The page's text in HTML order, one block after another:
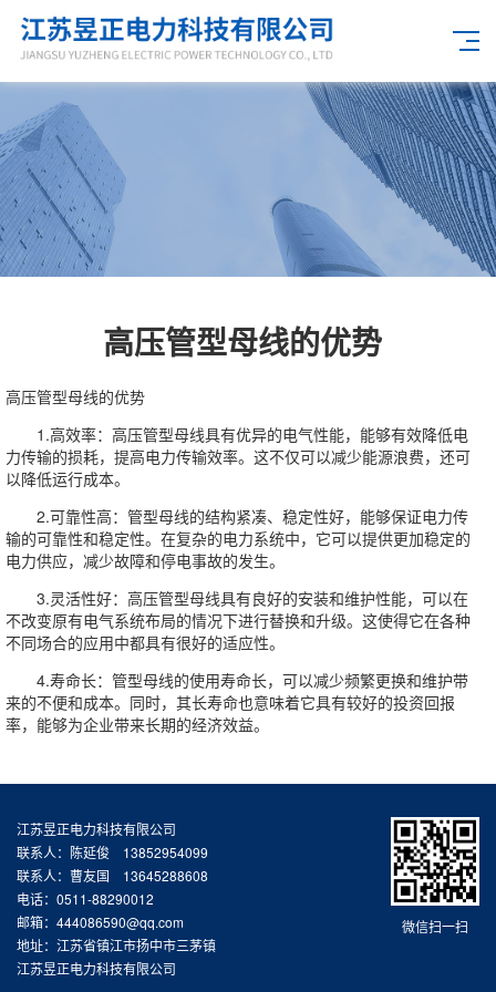
高压管型母线的优势
高压管型母线的优势
1.高效率：高压管型母线具有优异的电气性能，能够有效降低电
力传输的损耗，提高电力传输效率。这不仅可以减少能源浪费，还可
以降低运行成本。
2.可靠性高：管型母线的结构紧凑、稳定性好，能够保证电力传
输的可靠性和稳定性。在复杂的电力系统中，它可以提供更加稳定的
电力供应，减少故障和停电事故的发生。
3.灵活性好：高压管型母线具有良好的安装和维护性能，可以在
不改变原有电气系统布局的情况下进行替换和升级。这使得它在各种
不同场合的应用中都具有很好的适应性。
4.寿命长：管型母线的使用寿命长，可以减少频繁更换和维护带
来的不便和成本。同时，其长寿命也意味着它具有较好的投资回报
率，能够为企业带来长期的经济效益。
微信扫一扫
江苏昱正电力科技有限公司
联系人：陈延俊 13852954099
联系人：曹友国 13645288608
电话：0511-88290012
邮箱：444086590@qq.com
地址：江苏省镇江市扬中市三茅镇
江苏昱正电力科技有限公司